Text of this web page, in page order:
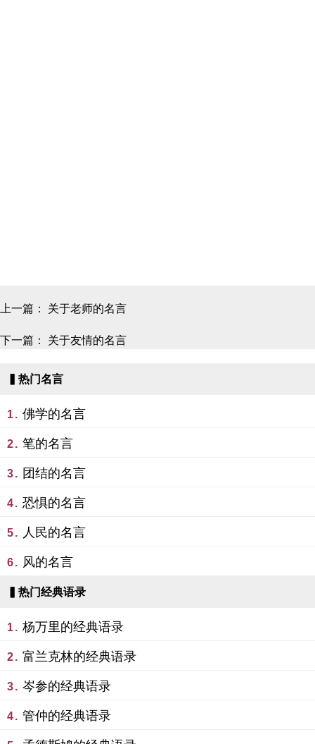
上一篇： 关于老师的名言
下一篇： 关于友情的名言
▍热门名言
1. 佛学的名言
2. 笔的名言
3. 团结的名言
4. 恐惧的名言
5. 人民的名言
6. 风的名言
▍热门经典语录
1. 杨万里的经典语录
2. 富兰克林的经典语录
3. 岑参的经典语录
4. 管仲的经典语录